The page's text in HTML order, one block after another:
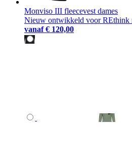
Monviso III fleecevest dames
Nieuw ontwikkeld voor REthink
vanaf € 120,00